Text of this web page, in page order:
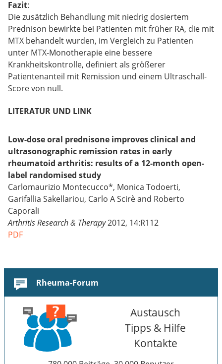
Fazit:
Die zusätzlich Behandlung mit niedrig dosiertem
Prednison bewirkte bei Patienten mit früher RA, die mit
MTX behandelt wurden, im Vergleich zu Patienten
unter MTX-Monotherapie eine bessere
Krankheitskontrolle, definiert als größerer
Patientenanteil mit Remission und einem Ultraschall-
Score von null.
LITERATUR UND LINK
Low-dose oral prednisone improves clinical and
ultrasonographic remission rates in early
rheumatoid arthritis: results of a 12-month open-
label randomised study
Carlomaurizio Montecucco*, Monica Todoerti,
Garifallia Sakellariou, Carlo A Scirè and Roberto
Caporali
Arthritis Research & Therapy2012, 14:R112
PDF
Rheuma-Forum
Austausch
Tipps & Hilfe
Kontakte